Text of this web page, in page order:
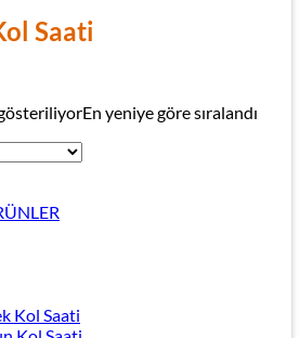
Saati
En yeniye göre sıralandı
Kol Saati